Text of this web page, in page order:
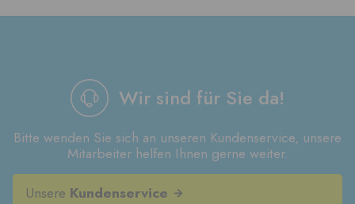
Wir sind für Sie da!
Bitte wenden Sie sich an unseren Kundenservice, unsere
Mitarbeiter helfen Ihnen gerne weiter.
Unsere Kundenservice